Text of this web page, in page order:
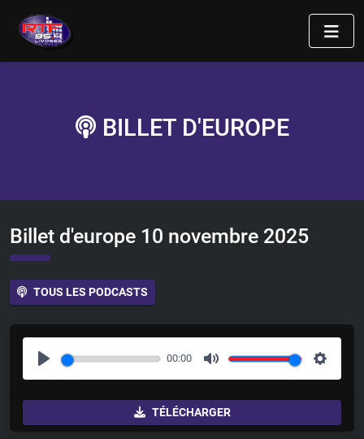
BILLET D'EUROPE
Billet d'europe 10 novembre 2025
TOUS LES PODCASTS
P
l
00:00
M
u
t
S
e
TÉLÉCHARGER